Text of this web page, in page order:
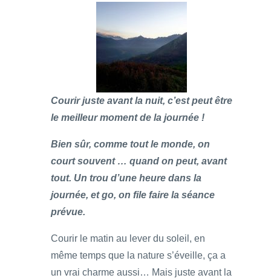
Courir juste avant la nuit, c’est peut être
le meilleur moment de la journée !
Bien sûr, comme tout le monde, on
court souvent … quand on peut, avant
tout. Un trou d’une heure dans la
journée, et go, on file faire la séance
prévue.
Courir le matin au lever du soleil, en
même temps que la nature s’éveille, ça a
un vrai charme aussi… Mais juste avant la